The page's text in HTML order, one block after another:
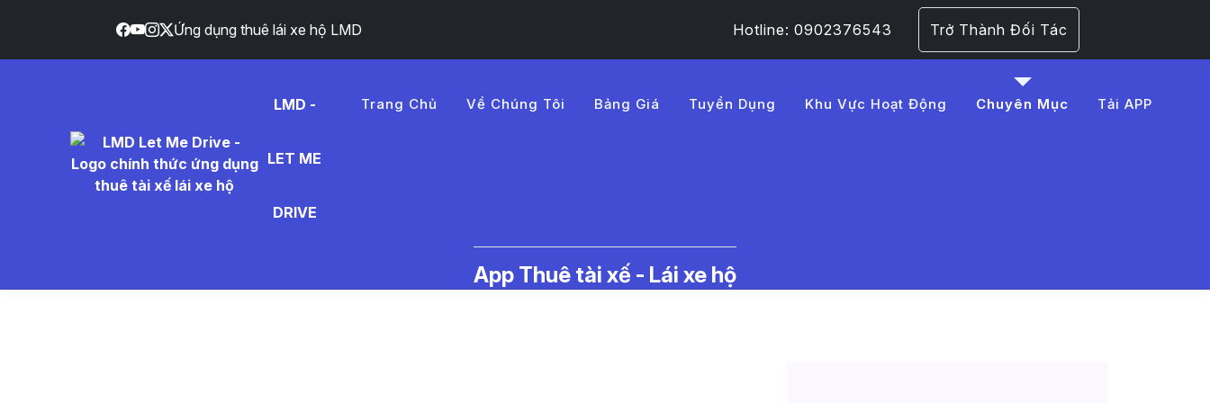
Ứng dụng thuê lái xe hộ LMD Hotline: 0902376543 Trở Thành Đối Tác
LMD -
LET ME
DRIVE
Trang Chủ Về Chúng Tôi Bảng Giá Tuyển Dụng Khu Vực Hoạt Động Chuyên Mục Tải APP
App Thuê tài xế - Lái xe hộ
nh%E1%BA%A1c%20l%E1%BB%85%2030%204
- Tin Tức Thuê Tài Xế Lái Xe Hộ | LMD - Trang 1​